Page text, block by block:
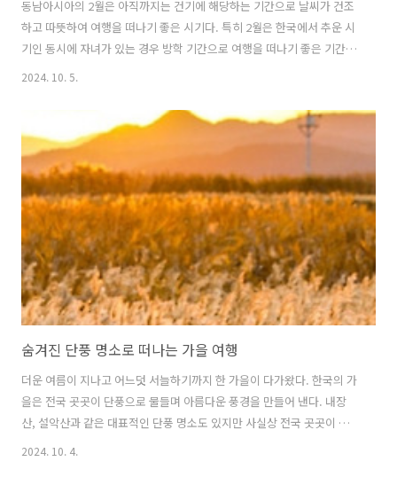
동남아시아의 2월은 아직까지는 건기에 해당하는 기간으로 날씨가 건조
하고 따뜻하여 여행을 떠나기 좋은 시기다. 특히 2월은 한국에서 추운 시
기인 동시에 자녀가 있는 경우 방학 기간으로 여행을 떠나기 좋은 기간인
만큼 추위를 피해 따뜻한 곳으로 가족 여행을 떠나고 싶다면 동남아 지역
기 좋은 지역, 그리고 자연경관 탐험을 하기 좋은 곳 등 다양한 여행 취향
별로 가기 좋은 동남아 가족 여행지를 추천한다. 1. 해변에서의 휴식과 해
양 스포츠 체험2월 동남아시아의 따뜻한 날씨 속에서 여유롭게 해변에서
휴식을 취하면서 다양한 해양 스포츠를 즐기고 싶은 가족 여행자에게 추
천하는 여행지다. 1) 태국 푸켓태국의 대표적인 휴양지인 푸켓의 2월은
건조..
2024. 10. 5.
숨겨진 단풍 명소로 떠나는 가을 여행
더운 여름이 지나고 어느덧 서늘하기까지 한 가을이 다가왔다. 한국의 가
을은 전국 곳곳이 단풍으로 물들며 아름다운 풍경을 만들어 낸다. 내장
산, 설악산과 같은 대표적인 단풍 명소도 있지만 사실상 전국 곳곳이 숨
겨진 단풍 명소로 변한다고 해도 과언이 아닐 정도로 한국의 가을은 아름
2024. 10. 4.